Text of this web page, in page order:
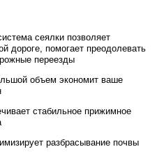
сеялки позволяет
дороге, помогает преодолевать
переезды
объем экономит ваше
стабильное прижимное
разбрасывание почвы